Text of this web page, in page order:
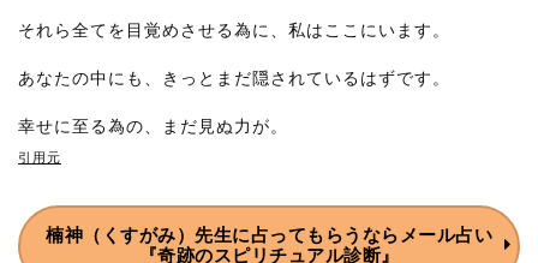
それら全てを目覚めさせる為に、私はここにいます。
あなたの中にも、きっとまだ隠されているはずです。
幸せに至る為の、まだ見ぬ力が。
引用元
楠神（くすがみ）先生に占ってもらうなら メール占い
『奇跡のスピリチュアル診断』